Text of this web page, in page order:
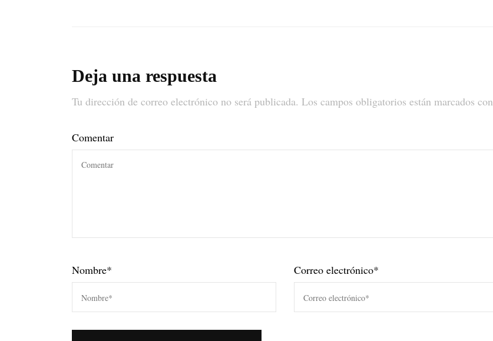
Deja una respuesta
Tu dirección de correo electrónico no será publicada. Los campos obligatorios están marcados con
Comentar
Nombre* Correo electrónico*